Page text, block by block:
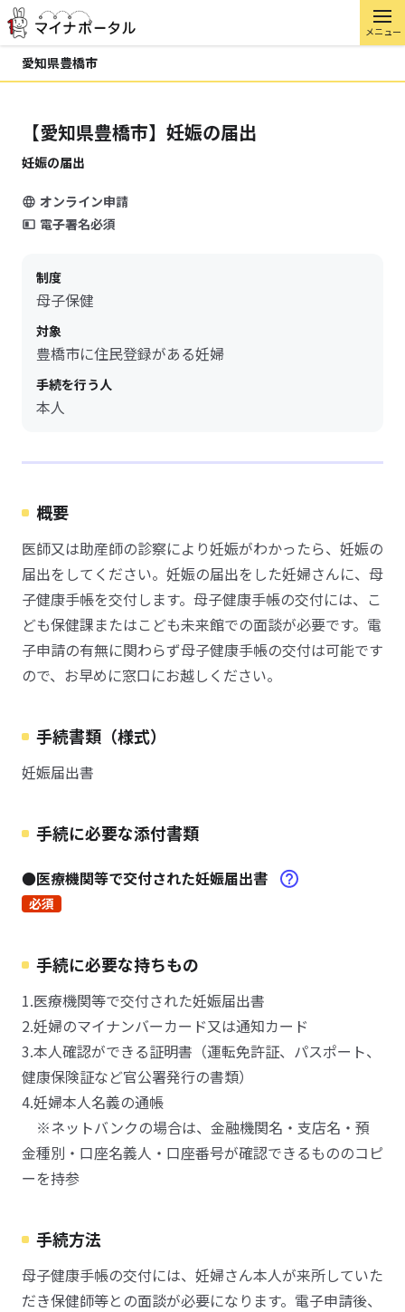
メニュー
愛知県豊橋市
【愛知県豊橋市】妊娠の届出
妊娠の届出
オンライン申請
電子署名必須
制度
母子保健
対象
豊橋市に住民登録がある妊婦
手続を行う人
本人
概要
医師又は助産師の診察により妊娠がわかったら、妊娠の
届出をしてください。妊娠の届出をした妊婦さんに、母
子健康手帳を交付します。母子健康手帳の交付には、こ
ども保健課またはこども未来館での面談が必要です。電
子申請の有無に関わらず母子健康手帳の交付は可能です
ので、お早めに窓口にお越しください。
手続書類（様式）
妊娠届出書
手続に必要な添付書類
●医療機関等で交付された妊娠届出書
必須
手続に必要な持ちもの
1.医療機関等で交付された妊娠届出書
2.妊婦のマイナンバーカード又は通知カード
3.本人確認ができる証明書（運転免許証、パスポート、
健康保険証など官公署発行の書類）
4.妊婦本人名義の通帳
※ネットバンクの場合は、金融機関名・支店名・預
金種別・口座名義人・口座番号が確認できるもののコピ
ーを持参
手続方法
母子健康手帳の交付には、妊婦さん本人が来所していた
だき保健師等との面談が必要になります。電子申請後、